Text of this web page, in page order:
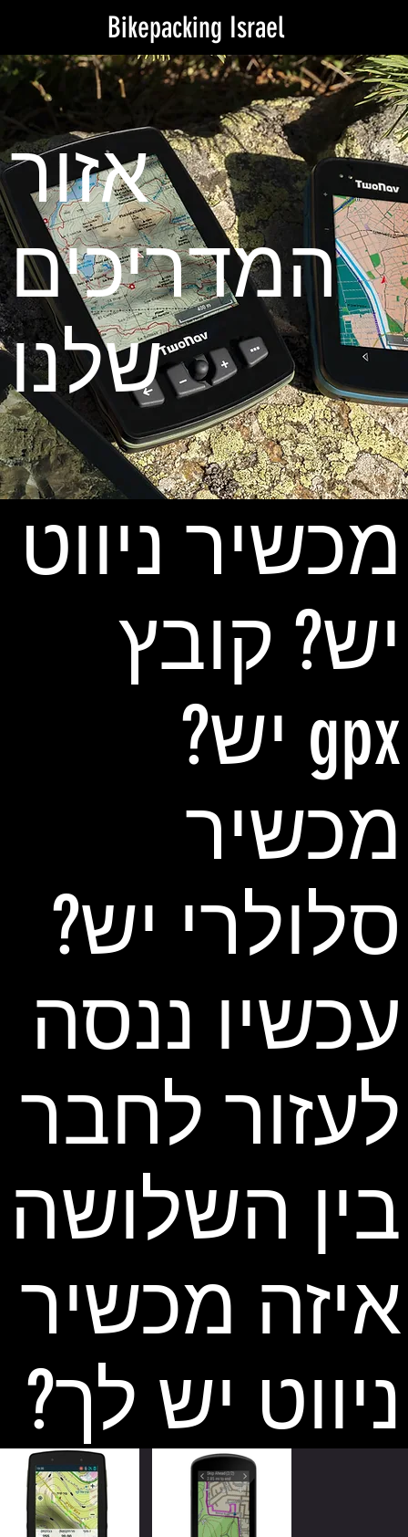
Bikepacking Israel
אזור
המדריכים
שלנו
מכשיר ניווט
יש? קובץ
gpx יש?
מכשיר
סלולרי יש?
עכשיו ננסה
לעזור לחבר
בין השלושה
איזה מכשיר
ניווט יש לך?